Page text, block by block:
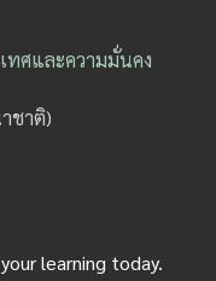
ทศและความมั่นคง
ชาติ)
learning today.